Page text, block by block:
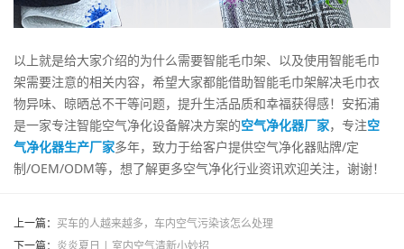
以上就是给大家介绍的为什么需要智能毛巾架、以及使用智能毛巾
架需要注意的相关内容，希望大家都能借助智能毛巾架解决毛巾衣
物异味、晾晒总不干等问题，提升生活品质和幸福获得感！安拓浦
是一家专注智能空气净化设备解决方案的空气净化器厂家，专注空
气净化器生产厂家多年，致力于给客户提供空气净化器贴牌/定
制/OEM/ODM等，想了解更多空气净化行业资讯欢迎关注，谢谢！
上一篇： 买车的人越来越多，车内空气污染该怎么处理
下一篇： 炎炎夏日 | 室内空气清新小妙招